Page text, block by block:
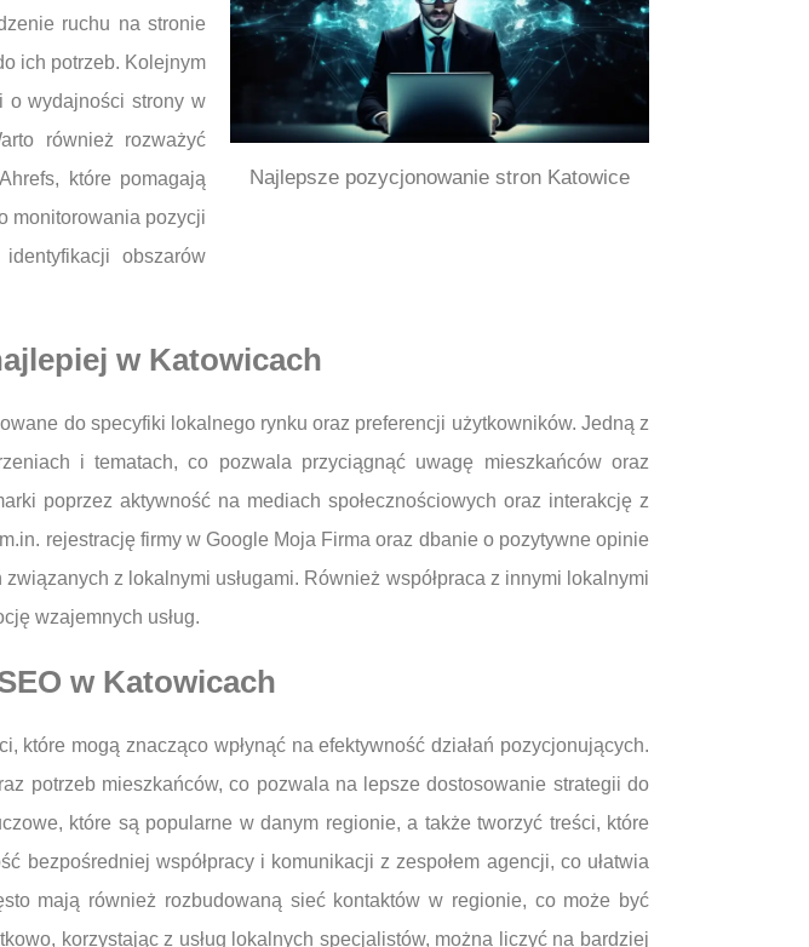
Najlepsze pozycjonowanie stron Katowice
ruchu na stronie
ich potrzeb. Kolejnym
o wydajności strony w
również rozważyć
które pomagają
monitorowania pozycji
obszarów
w Katowicach
do specyfiki lokalnego rynku oraz preferencji użytkowników. Jedną z
i tematach, co pozwala przyciągnąć uwagę mieszkańców oraz
poprzez aktywność na mediach społecznościowych oraz interakcję z
rejestrację firmy w Google Moja Firma oraz dbanie o pozytywne opinie
z lokalnymi usługami. Również współpraca z innymi lokalnymi
wzajemnych usług.
w Katowicach
mogą znacząco wpłynąć na efektywność działań pozycjonujących.
potrzeb mieszkańców, co pozwala na lepsze dostosowanie strategii do
które są popularne w danym regionie, a także tworzyć treści, które
współpracy i komunikacji z zespołem agencji, co ułatwia
mają również rozbudowaną sieć kontaktów w regionie, co może być
korzystając z usług lokalnych specjalistów, można liczyć na bardziej